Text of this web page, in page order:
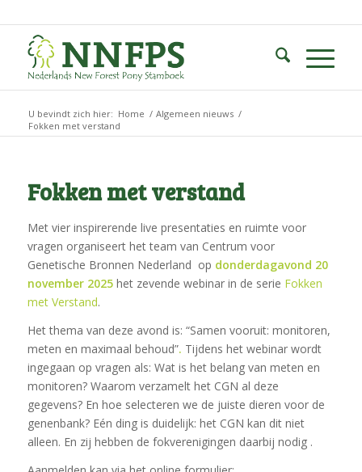
U bevindt zich hier: Home / Algemeen nieuws /
Fokken met verstand
Fokken met verstand
Met vier inspirerende live presentaties en ruimte voor
vragen organiseert het team van Centrum voor
Genetische Bronnen Nederland op donderdagavond 20
november 2025het zevende webinar in de serie Fokken
met Verstand.
Het thema van deze avond is: “Samen vooruit: monitoren,
meten en maximaal behoud”. Tijdens het webinar wordt
ingegaan op vragen als: Wat is het belang van meten en
monitoren? Waarom verzamelt het CGN al deze
gegevens? En hoe selecteren we de juiste dieren voor de
genenbank? Eén ding is duidelijk: het CGN kan dit niet
alleen. En zij hebben de fokverenigingen daarbij nodig .